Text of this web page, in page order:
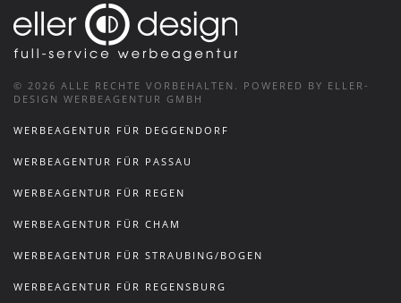
© 2026 ALLE RECHTE VORBEHALTEN. POWERED BY ELLER-
DESIGN WERBEAGENTUR GMBH
WERBEAGENTUR FÜR DEGGENDORF
WERBEAGENTUR FÜR PASSAU
WERBEAGENTUR FÜR REGEN
WERBEAGENTUR FÜR CHAM
WERBEAGENTUR FÜR STRAUBING/BOGEN
WERBEAGENTUR FÜR REGENSBURG